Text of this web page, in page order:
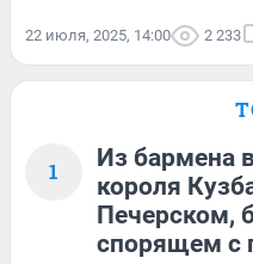
22 июля, 2025, 14:00 2 233
1
Из бармена
короля
Печерском,
спорящем с